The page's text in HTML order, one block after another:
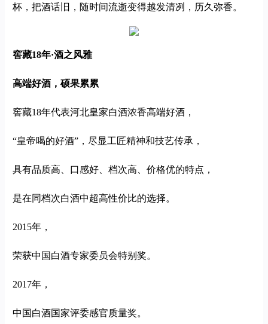
杯，把酒话旧，随时间流逝变得越发清冽，历久弥香。
窖藏18年·酒之风雅
高端好酒，硕果累累
窖藏18年代表河北皇家白酒浓香高端好酒，
“皇帝喝的好酒”，尽显工匠精神和技艺传承，
具有品质高、口感好、档次高、价格优的特点，
是在同档次白酒中超高性价比的选择。
2015年，
荣获中国白酒专家委员会特别奖。
2017年，
中国白酒国家评委感官质量奖。